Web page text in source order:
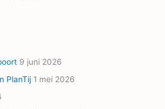
9 juni 2026
PlanTij 1 mei 2026